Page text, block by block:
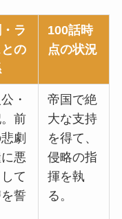
ラ
の
100話時
点の状況
・
前
劇
悪
て
誓
帝国で絶
大な支持
を得て、
侵略の指
揮を執
る。